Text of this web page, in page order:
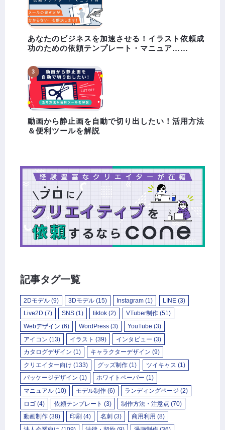
あなたのビジネスを加速させる！イラスト依頼成
功のための依頼テンプレート・マニュア……
動画から静止画を自動で切り出したい！活用方法
＆便利ツールを解説
記事タグ一覧
2Dモデル (9) 3Dモデル (15) Instagram (1) LINE(3)
Live2D (7) SNS (1) tiktok (2) VTuber制作(51)
Webデザイン (6) WordPress (3) YouTube (3)
アイコン (13) イラスト (39) インタビュー (3)
カタログデザイン (1) キャラクターデザイン (9)
クリエイター向け (133) グッズ制作 (1) ツイキャス (1)
パッケージデザイン (1) ホワイトペーパー (1)
マニュアル (10) モデル制作 (6) ランディングページ (2)
ロゴ (4) 依頼テンプレート (3) 制作方法・注意点 (70)
動画制作 (38) 印刷 (4) 名刺 (3) 商用利用 (8)